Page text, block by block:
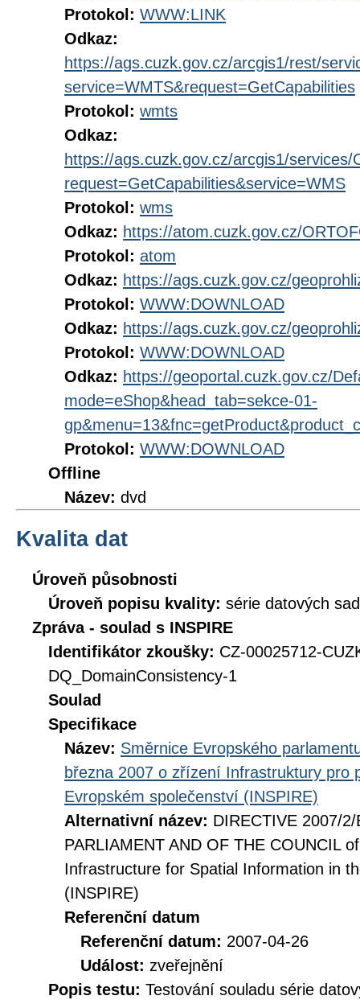
Protokol: WWW:LINK
Odkaz:
https://ags.cuzk.gov.cz/arcgis1/rest/
service=WMTS&request=GetCapabilities
Protokol: wmts
Odkaz:
https://ags.cuzk.gov.cz/arcgis1/
request=GetCapabilities&service=WMS
Protokol: wms
Odkaz: https://atom.cuzk.gov.cz/
Protokol: atom
Odkaz: https://ags.cuzk.gov.cz/
Protokol: WWW:DOWNLOAD
Odkaz: https://ags.cuzk.gov.cz/
Protokol: WWW:DOWNLOAD
Odkaz: https://geoportal.cuzk.gov.cz/
mode=eShop&head_tab=sekce-01-
Protokol: WWW:DOWNLOAD
Offline
Název: dvd
Kvalita dat
Úroveň působnosti
Úroveň popisu kvality: série datových sad
Zpráva - soulad s INSPIRE
Identifikátor zkoušky: CZ-00025712-
DQ_DomainConsistency-1
Soulad
Specifikace
Název: Směrnice Evropského
března 2007 o zřízení Infrastruktury pro
Evropském společenství (INSPIRE)
Alternativní název: DIRECTIVE 2007/
PARLIAMENT AND OF THE COUNCIL
Infrastructure for Spatial Information in
(INSPIRE)
Referenční datum
Referenční datum: 2007-04-26
Událost: zveřejnění
Popis testu: Testování souladu série